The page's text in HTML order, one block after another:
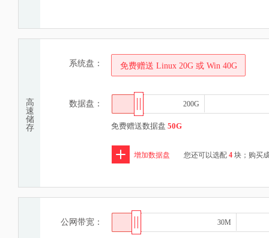
高
速
储
存
系统盘： 免费赠送 Linux 20G 或 Win 40G
数据盘： 200G
200G
免费赠送数据盘 50G
增加数据盘 您还可以选配4块；购买
公网带宽： 30M
30M